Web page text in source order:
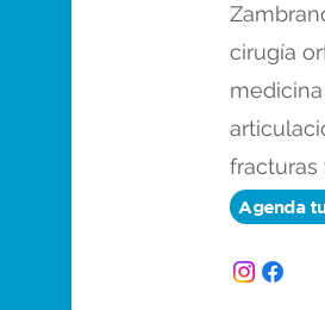
cirugía
fracturas
Agenda